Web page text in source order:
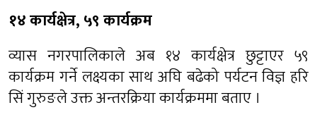
१४ कार्यक्षेत्र, ५९ कार्यक्रम
व्यास नगरपालिकाले अब १४ कार्यक्षेत्र छुट्टाएर ५९
कार्यक्रम गर्ने लक्ष्यका साथ अघि बढेको पर्यटन विज्ञ हरि
सिं गुरुङले उक्त अन्तरक्रिया कार्यक्रममा बताए ।